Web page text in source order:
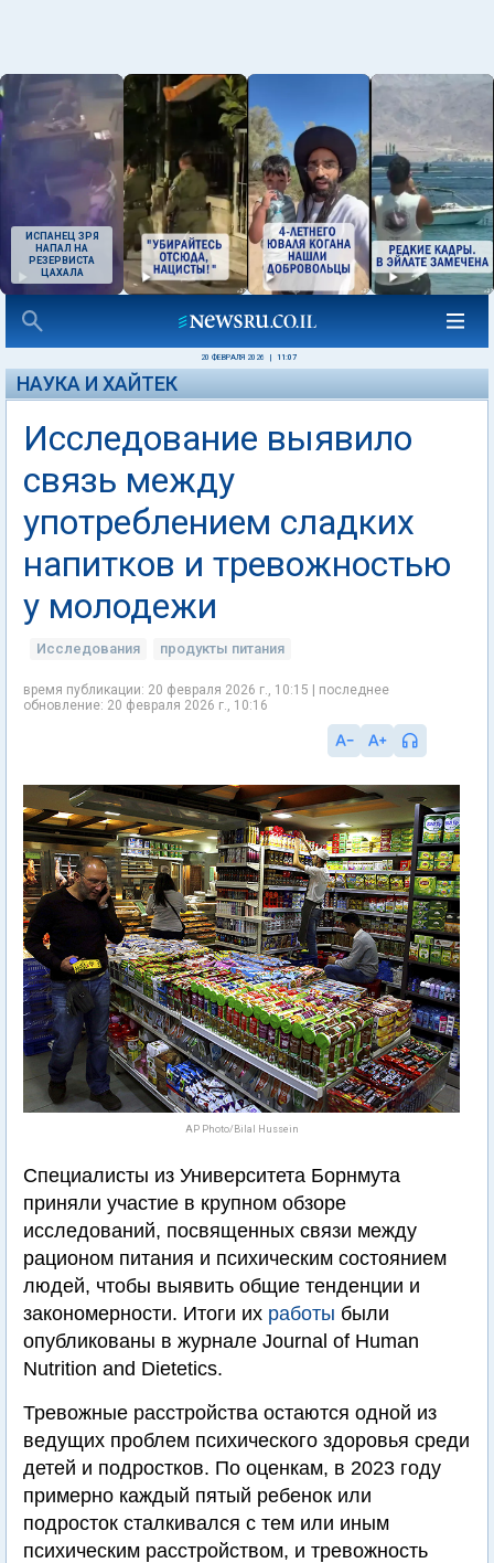
ИСПАНЕЦ ЗРЯ
НАПАЛ НА
РЕЗЕРВИСТА
ЦАХАЛА
20 ФЕВРАЛЯ 2026 11:07
НАУКА И ХАЙТЕК
Исследование выявило
связь между
употреблением сладких
напитков и тревожностью
у молодежи
Исследования продукты питания
время публикации: 20 февраля 2026 г., 10:15 | последнее
обновление: 20 февраля 2026 г., 10:16
AP Photo/Bilal Hussein
Специалисты из Университета Борнмута
приняли участие в крупном обзоре
исследований, посвященных связи между
рационом питания и психическим состоянием
людей, чтобы выявить общие тенденции и
закономерности. Итоги их работы были
опубликованы в журнале Journal of Human
Nutrition and Dietetics.
Тревожные расстройства остаются одной из
ведущих проблем психического здоровья среди
детей и подростков. По оценкам, в 2023 году
примерно каждый пятый ребенок или
подросток сталкивался с тем или иным
психическим расстройством, и тревожность